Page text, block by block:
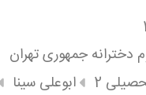
دخترانه جمهوری تهران
2 ابوعلی سینا